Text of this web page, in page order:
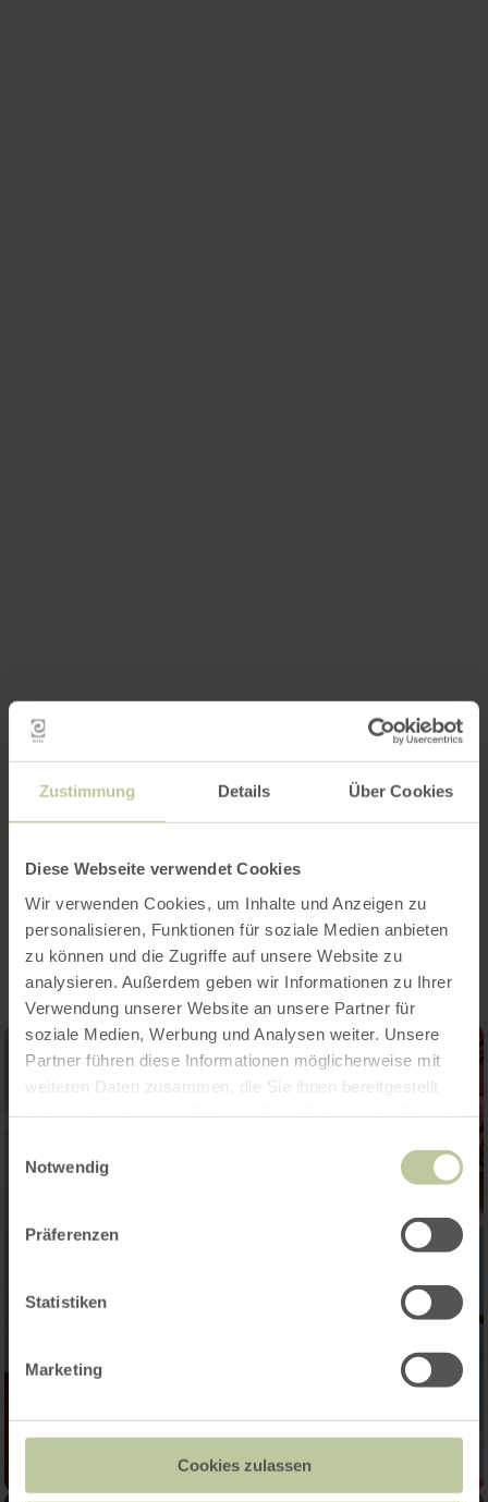
Zustimmung Details Über Cookies
Diese Webseite verwendet Cookies
Wir verwenden Cookies, um Inhalte und Anzeigen zu
personalisieren, Funktionen für soziale Medien anbieten
zu können und die Zugriffe auf unsere Website zu
analysieren. Außerdem geben wir Informationen zu Ihrer
Verwendung unserer Website an unsere Partner für
soziale Medien, Werbung und Analysen weiter. Unsere
Partner führen diese Informationen möglicherweise mit
weiteren Daten zusammen, die Sie ihnen bereitgestellt
Notwendig
Präferenzen
Statistiken
Marketing
Cookies zulassen
Impressionen